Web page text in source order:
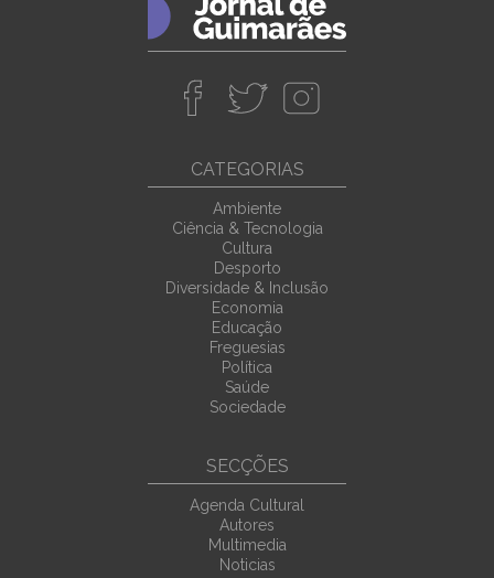
CATEGORIAS
Ambiente
Ciência & Tecnologia
Cultura
Desporto
Diversidade & Inclusão
Economia
Educação
Freguesias
Política
Saúde
Sociedade
SECÇÕES
Agenda Cultural
Autores
Multimedia
Noticias